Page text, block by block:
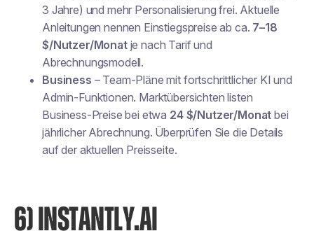
3 Jahre) und mehr Personalisierung frei. Aktuelle
Anleitungen nennen Einstiegspreise ab ca. 7–18
$/Nutzer/Monatje nach Tarif und
Abrechnungsmodell.
Business – Team-Pläne mit fortschrittlicher KI und
Admin-Funktionen. Marktübersichten listen
Business-Preise bei etwa 24 $/Nutzer/Monat bei
jährlicher Abrechnung. Überprüfen Sie die Details
auf der aktuellen Preisseite.
6) INSTANTLY.AI